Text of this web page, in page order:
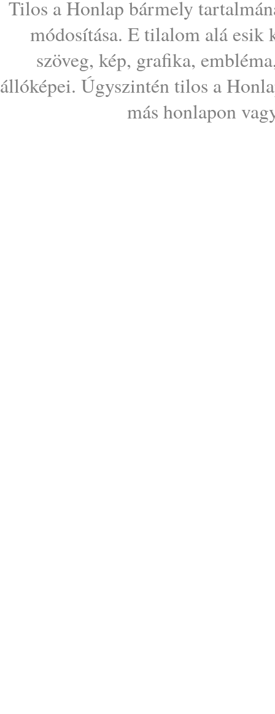
Tilos a Honlap bármely
módosítása. E tilalom alá esik
szöveg, kép, grafika,
állóképei. Úgyszintén tilos a
más honlapon